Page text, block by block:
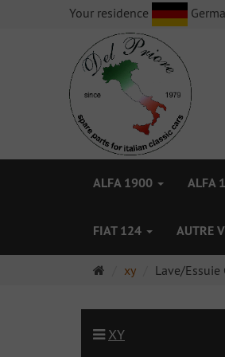
Your residence
ALFA 1900 ALFA
FIAT 124 AUTRE
Pagexy Lave/Essuie
XY